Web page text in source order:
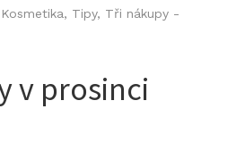
Kosmetika, Tipy, Tři nákupy -
v prosinci